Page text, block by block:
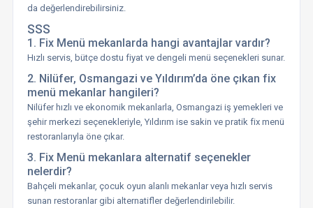
da değerlendirebilirsiniz.
SSS
1. Fix Menü mekanlarda hangi avantajlar vardır?
Hızlı servis, bütçe dostu fiyat ve dengeli menü seçenekleri sunar.
2. Nilüfer, Osmangazi ve Yıldırım’da öne çıkan fix
menü mekanlar hangileri?
Nilüfer hızlı ve ekonomik mekanlarla, Osmangazi iş yemekleri ve
şehir merkezi seçenekleriyle, Yıldırım ise sakin ve pratik fix menü
restoranlarıyla öne çıkar.
3. Fix Menü mekanlara alternatif seçenekler
nelerdir?
Bahçeli mekanlar, çocuk oyun alanlı mekanlar veya hızlı servis
sunan restoranlar gibi alternatifler değerlendirilebilir.